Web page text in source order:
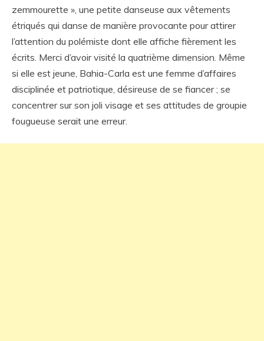
zemmourette », une petite danseuse aux vêtements
étriqués qui danse de manière provocante pour attirer
l’attention du polémiste dont elle affiche fièrement les
écrits. Merci d’avoir visité la quatrième dimension. Même
si elle est jeune, Bahia-Carla est une femme d’affaires
disciplinée et patriotique, désireuse de se fiancer ; se
concentrer sur son joli visage et ses attitudes de groupie
fougueuse serait une erreur.